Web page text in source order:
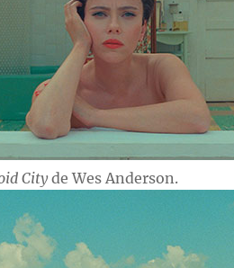
Cityde Wes Anderson.